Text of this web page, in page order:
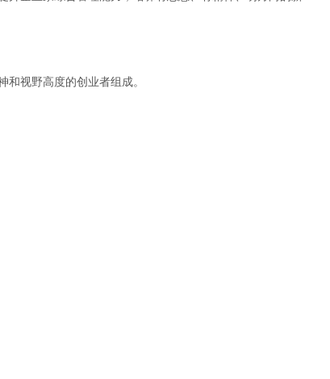
视野高度的创业者组成。